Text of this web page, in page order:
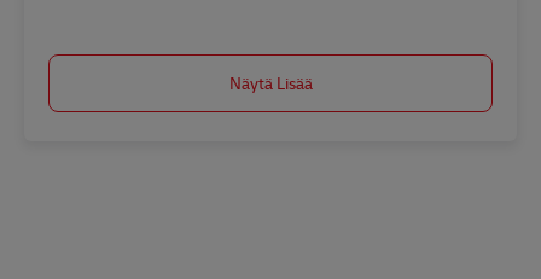
Näytä Lisää